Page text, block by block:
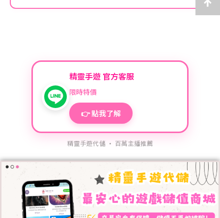
精靈手遊 官方客服
限時特價
👉 點我了解
精靈手遊代儲 · 百萬主播推薦